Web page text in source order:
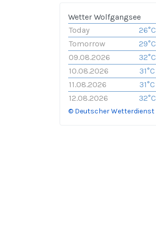
Wetter Wolfgangsee
Today
26°C
Tomorrow
29°C
09.08.2026
32°C
10.08.2026
31°C
11.08.2026
31°C
12.08.2026
32°C
© Deutscher Wetterdienst